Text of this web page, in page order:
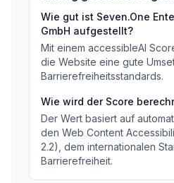
Wie gut ist Seven.One
GmbH aufgestellt?
Mit einem accessibleAI
die Website eine gute
Barrierefreiheitsstandards.
Wie wird der Score
Der Wert basiert auf
den Web Content
2.2), dem internationalen
Barrierefreiheit.